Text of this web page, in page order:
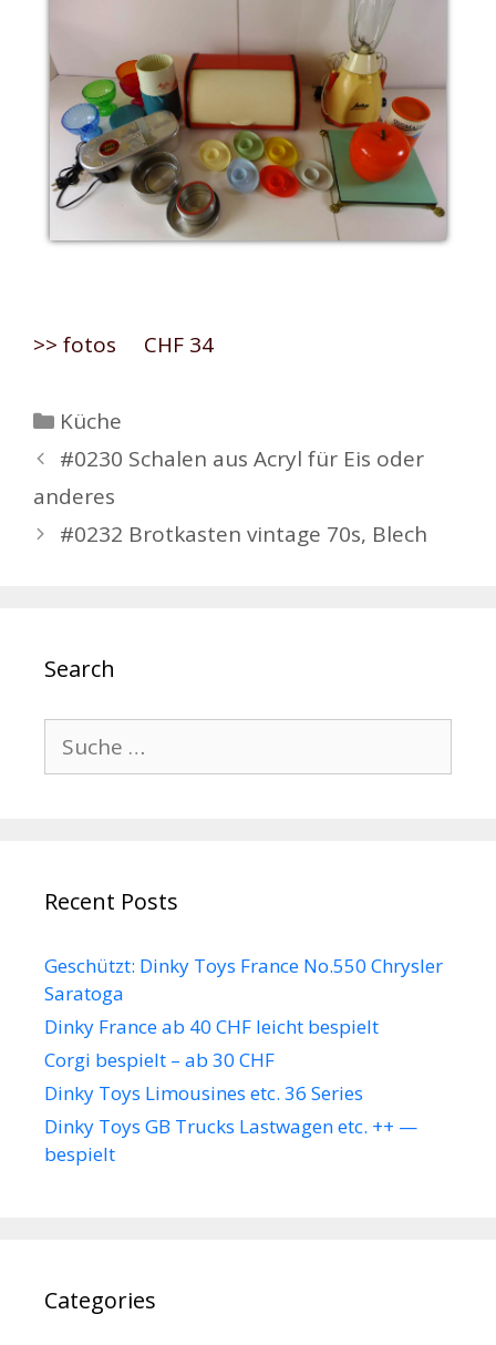
>> fotos CHF 34
Kategorien
Küche
Beitrags-
Navigation
#0230 Schalen aus Acryl für Eis oder
anderes
#0232 Brotkasten vintage 70s, Blech
Search
nach:
Recent Posts
Geschützt: Dinky Toys France No.550 Chrysler
Saratoga
Dinky France ab 40 CHF leicht bespielt
Corgi bespielt – ab 30 CHF
Dinky Toys Limousines etc. 36 Series
Dinky Toys GB Trucks Lastwagen etc. ++ —
bespielt
Categories